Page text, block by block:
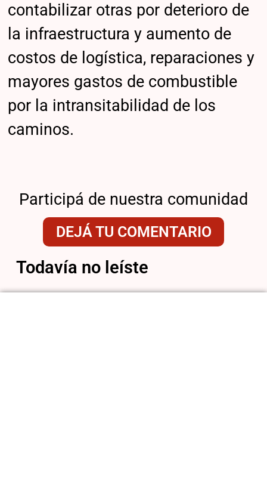
contabilizar otras por deterioro de
la infraestructura y aumento de
costos de logística, reparaciones y
mayores gastos de combustible
por la intransitabilidad de los
caminos.
Participá de nuestra comunidad
DEJÁ TU COMENTARIO
Todavía no leíste